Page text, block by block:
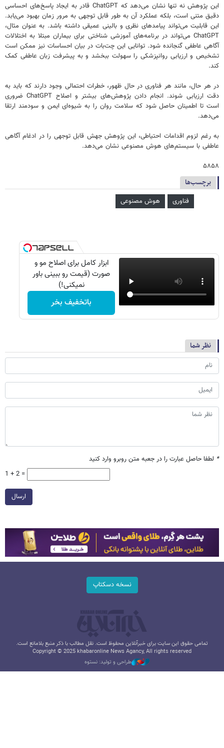
این پژوهش نه تنها نشان می‌دهد که ChatGPT قادر به ایجاد پاسخ‌های احساسی
دقیق متنی است، بلکه عملکرد آن به طور قابل توجهی به مرور زمان بهبود می‌یابد.
این قابلیت می‌تواند پیامدهای نظری و بالینی عمیقی داشته باشد. به عنوان مثال،
ChatGPT می‌تواند در برنامه‌های آموزشی شناختی برای بیماران مبتلا به اختلالات
آگاهی عاطفی گنجانده شود. توانایی این چت‌بات در بیان احساسات نیز ممکن است
تشخیص و ارزیابی روانپزشکی را سهولت ببخشد و به پیشرفت زبان عاطفی کمک
کند.
در هر حال، مانند هر فناوری در حال ظهور، خطرات احتمالی وجود دارند که باید به
دقت ارزیابی شوند. انجام دادن پژوهش‌های بیشتر و اصلاح ChatGPT ضروری
است تا اطمینان حاصل شود که سلامت روان را به شیوه‌ای ایمن و سودمند ارتقا
می‌دهد.
به رغم لزوم اقدامات احتیاطی، این پژوهش جهش قابل توجهی را در ادغام آگاهی
عاطفی با سیستم‌های هوش مصنوعی نشان می‌دهد.
۵۸۵۸
برچسب‌ها
فناوری هوش مصنوعی
ابزار کامل برای اصلاح مو و
صورت (قیمت رو ببینی باور
نمیکنی!)
باتخفیف بخر
نظر شما
* لطفا حاصل عبارت را در جعبه متن روبرو وارد کنید
1 + 2 =
ارسال
نسخه دسکتاپ
تمامی حقوق این سایت برای خبرآنلاین محفوظ است. نقل مطالب با ذکر منبع بلامانع است.
Copyright © 2025 khabaronline News Agancy, All rights reserved
طراحی و تولید: نستوه